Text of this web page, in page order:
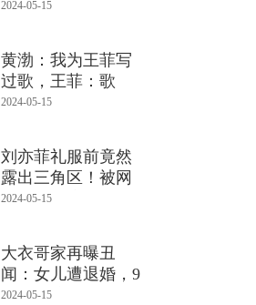
档张铎出
2024-05-15
黄渤：我为王菲写
过歌，王菲：歌
呢？黄渤脱口而出9
2024-05-15
刘亦菲礼服前竟然
露出三角区！被网
友直呼：这谁
2024-05-15
大衣哥家再曝丑
闻：女儿遭退婚，9
85男友骗走500
2024-05-15